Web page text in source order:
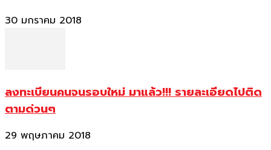
30 มกราคม 2018
ลงทะเบียนคนจนรอบใหม่ มาแล้ว!!! รายละเอียดไปติด
ตามด่วนๆ
29 พฤษภาคม 2018